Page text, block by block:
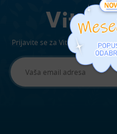
Viter
Prijavite se za Viterov